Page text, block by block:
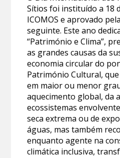
Sítios foi instituído a 18
ICOMOS e aprovado
seguinte. Este ano
“Património e Clima”,
as grandes causas da
economia circular do
Património Cultural,
em maior ou menor
aquecimento global, da
ecossistemas
seca extrema ou de
águas, mas também
enquanto agente na
climática inclusiva,